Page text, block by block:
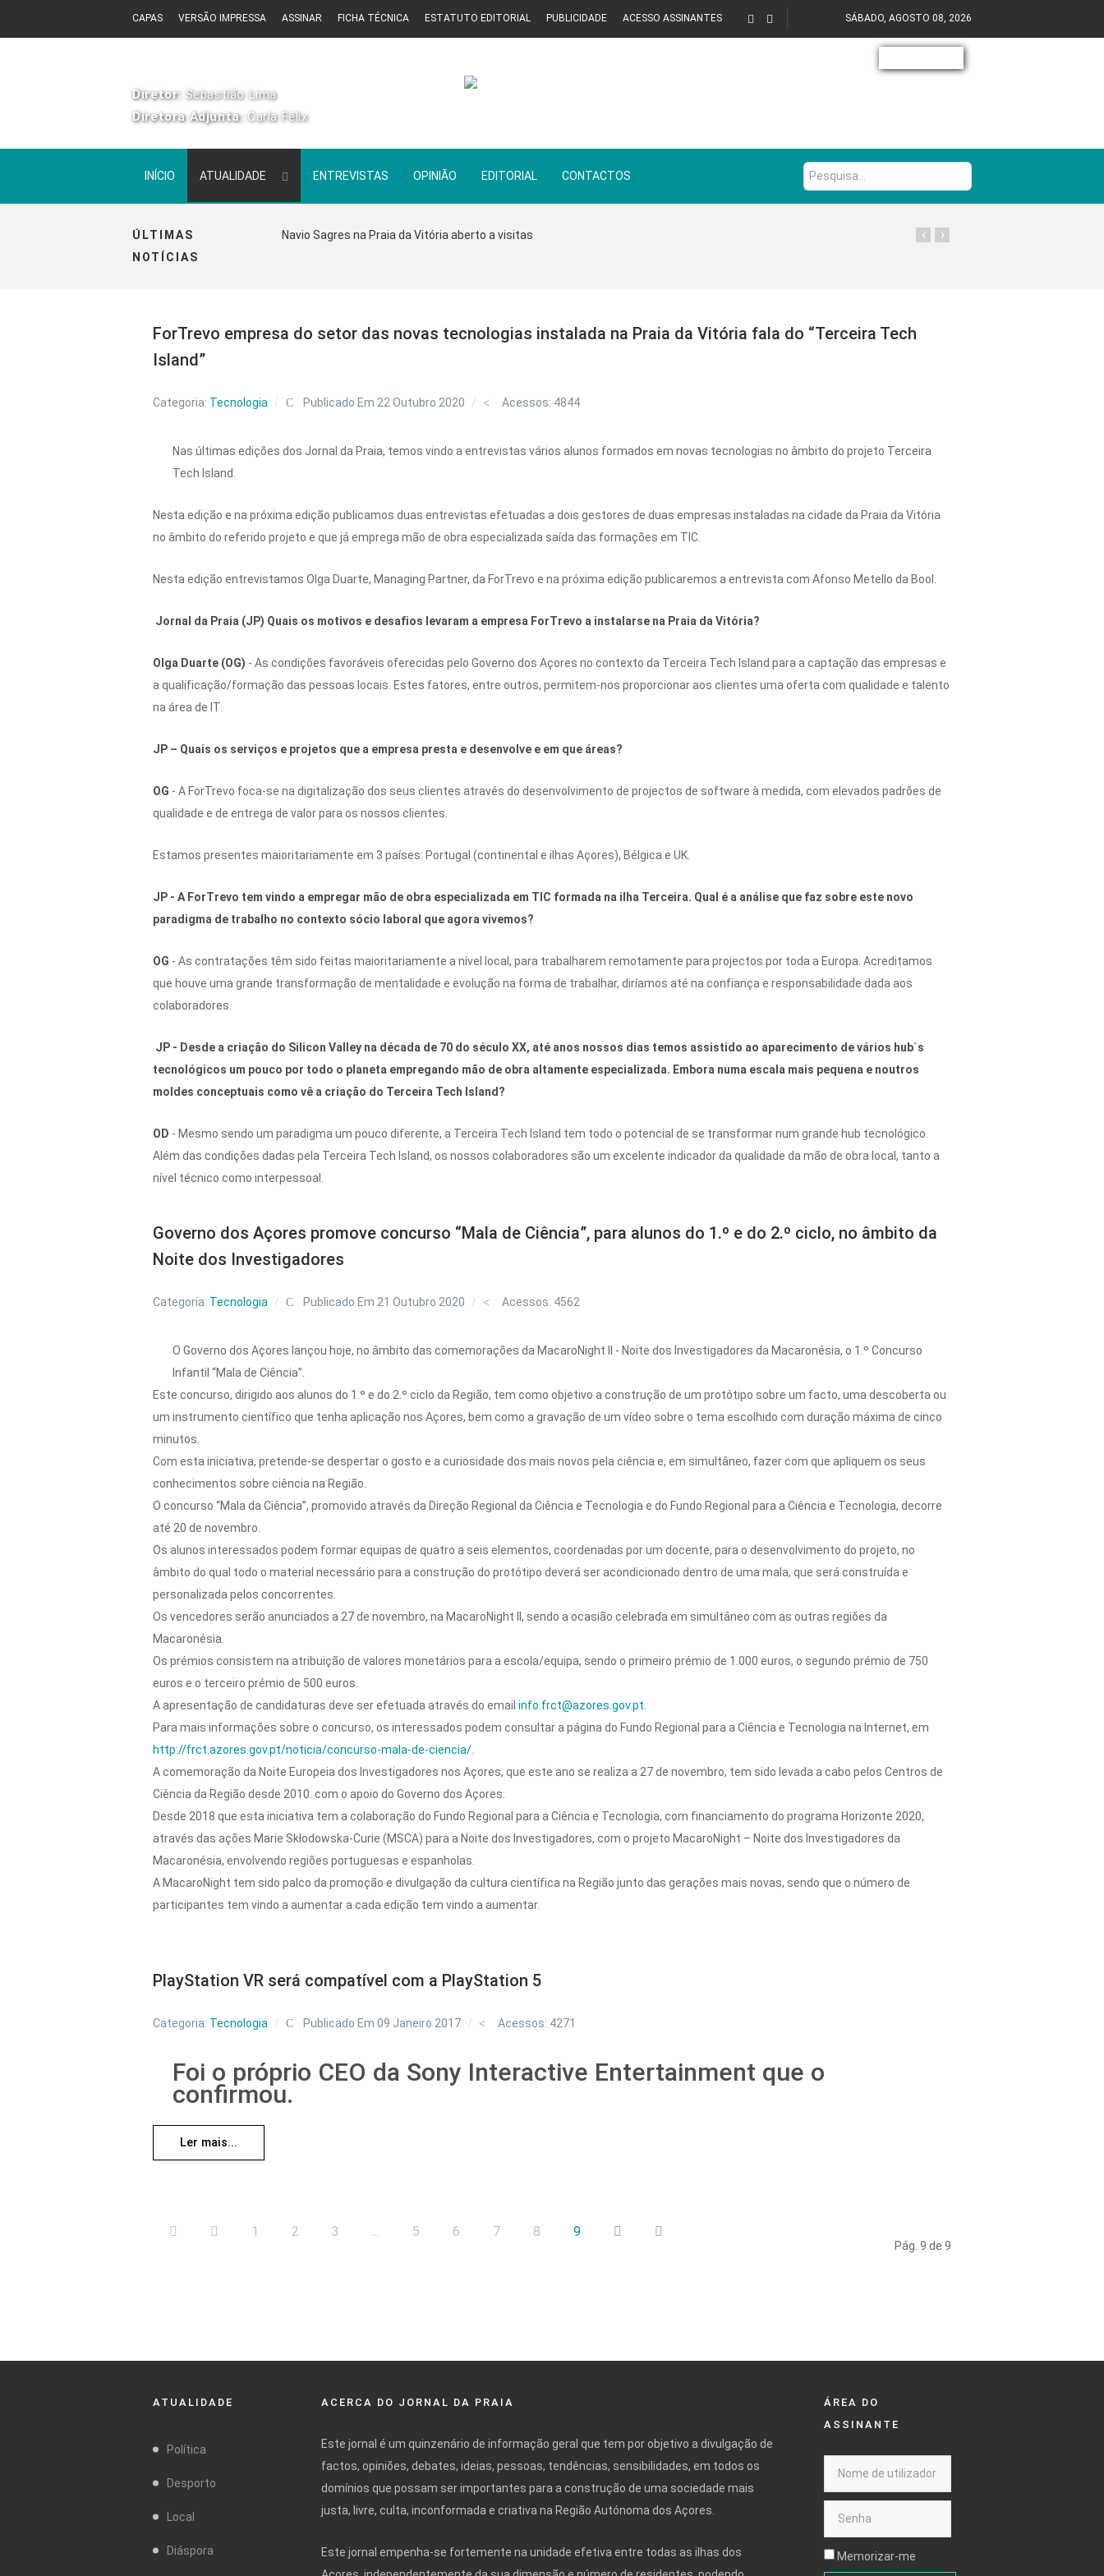
CAPAS VERSÃO IMPRESSA ASSINAR FICHA TÉCNICA ESTATUTO EDITORIAL PUBLICIDADE ACESSO ASSINANTES SÁBADO, AGOSTO 08, 2026
Diretor: Sebastião Lima
Diretora Adjunta:Carla Félix
INÍCIO ATUALIDADE ENTREVISTAS OPINIÃO EDITORIAL CONTACTOS Pesquisa...
ÚLTIMAS
NOTÍCIAS
Navio Sagres na Praia da Vitória aberto a visitas ›
‹
ForTrevo empresa do setor das novas tecnologias instalada na Praia da Vitória fala do “Terceira Tech
Island”
Categoria: Tecnologia Publicado Em 22 Outubro 2020 Acessos: 4844
Nas últimas edições dos Jornal da Praia, temos vindo a entrevistas vários alunos formados em novas tecnologias no âmbito do projeto Terceira
Tech Island.
Nesta edição e na próxima edição publicamos duas entrevistas efetuadas a dois gestores de duas empresas instaladas na cidade da Praia da Vitória
no âmbito do referido projeto e que já emprega mão de obra especializada saída das formações em TIC.
Nesta edição entrevistamos Olga Duarte, Managing Partner, da ForTrevo e na próxima edição publicaremos a entrevista com Afonso Metello da Bool.
Jornal da Praia (JP) Quais os motivos e desafios levaram a empresa ForTrevo a instalarse na Praia da Vitória?
Olga Duarte (OG) - As condições favoráveis oferecidas pelo Governo dos Açores no contexto da Terceira Tech Island para a captação das empresas e
a qualificação/formação das pessoas locais. Estes fatores, entre outros, permitem-nos proporcionar aos clientes uma oferta com qualidade e talento
na área de IT.
JP – Quais os serviços e projetos que a empresa presta e desenvolve e em que áreas?
OG - A ForTrevo foca-se na digitalização dos seus clientes através do desenvolvimento de projectos de software à medida, com elevados padrões de
qualidade e de entrega de valor para os nossos clientes.
Estamos presentes maioritariamente em 3 países: Portugal (continental e ilhas Açores), Bélgica e UK.
JP - A ForTrevo tem vindo a empregar mão de obra especializada em TIC formada na ilha Terceira. Qual é a análise que faz sobre este novo
paradigma de trabalho no contexto sócio laboral que agora vivemos?
OG - As contratações têm sido feitas maioritariamente a nível local, para trabalharem remotamente para projectos por toda a Europa. Acreditamos
que houve uma grande transformação de mentalidade e evolução na forma de trabalhar, diríamos até na confiança e responsabilidade dada aos
colaboradores.
JP - Desde a criação do Silicon Valley na década de 70 do século XX, até anos nossos dias temos assistido ao aparecimento de vários hub´s
tecnológicos um pouco por todo o planeta empregando mão de obra altamente especializada. Embora numa escala mais pequena e noutros
moldes conceptuais como vê a criação do Terceira Tech Island?
OD - Mesmo sendo um paradigma um pouco diferente, a Terceira Tech Island tem todo o potencial de se transformar num grande hub tecnológico.
Além das condições dadas pela Terceira Tech Island, os nossos colaboradores são um excelente indicador da qualidade da mão de obra local, tanto a
nível técnico como interpessoal.
Governo dos Açores promove concurso “Mala de Ciência”, para alunos do 1.º e do 2.º ciclo, no âmbito da
Noite dos Investigadores
Categoria: Tecnologia Publicado Em 21 Outubro 2020 Acessos: 4562
O Governo dos Açores lançou hoje, no âmbito das comemorações da MacaroNight II - Noite dos Investigadores da Macaronésia, o 1.º Concurso
Infantil “Mala de Ciência”.
Este concurso, dirigido aos alunos do 1.º e do 2.º ciclo da Região, tem como objetivo a construção de um protótipo sobre um facto, uma descoberta ou
um instrumento científico que tenha aplicação nos Açores, bem como a gravação de um vídeo sobre o tema escolhido com duração máxima de cinco
minutos.
Com esta iniciativa, pretende-se despertar o gosto e a curiosidade dos mais novos pela ciência e, em simultâneo, fazer com que apliquem os seus
conhecimentos sobre ciência na Região.
O concurso “Mala da Ciência”, promovido através da Direção Regional da Ciência e Tecnologia e do Fundo Regional para a Ciência e Tecnologia, decorre
até 20 de novembro.
Os alunos interessados podem formar equipas de quatro a seis elementos, coordenadas por um docente, para o desenvolvimento do projeto, no
âmbito do qual todo o material necessário para a construção do protótipo deverá ser acondicionado dentro de uma mala, que será construída e
personalizada pelos concorrentes.
Os vencedores serão anunciados a 27 de novembro, na MacaroNight II, sendo a ocasião celebrada em simultâneo com as outras regiões da
Macaronésia.
Os prémios consistem na atribuição de valores monetários para a escola/equipa, sendo o primeiro prémio de 1.000 euros, o segundo prémio de 750
euros e o terceiro prémio de 500 euros.
A apresentação de candidaturas deve ser efetuada através do emailinfo.frct@azores.gov.pt
Para mais informações sobre o concurso, os interessados podem consultar a página do Fundo Regional para a Ciência e Tecnologia na Internet, em
http://frct.azores.gov.pt/noticia/concurso-mala-de-ciencia/.
A comemoração da Noite Europeia dos Investigadores nos Açores, que este ano se realiza a 27 de novembro, tem sido levada a cabo pelos Centros de
Ciência da Região desde 2010. com o apoio do Governo dos Açores.
Desde 2018 que esta iniciativa tem a colaboração do Fundo Regional para a Ciência e Tecnologia, com financiamento do programa Horizonte 2020,
através das ações Marie Skłodowska-Curie (MSCA) para a Noite dos Investigadores, com o projeto MacaroNight – Noite dos Investigadores da
Macaronésia, envolvendo regiões portuguesas e espanholas.
A MacaroNight tem sido palco da promoção e divulgação da cultura científica na Região junto das gerações mais novas, sendo que o número de
participantes tem vindo a aumentar a cada edição tem vindo a aumentar.
PlayStation VR será compatível com a PlayStation 5
Categoria: Tecnologia Publicado Em 09 Janeiro 2017 Acessos: 4271
Foi o próprio CEO da Sony Interactive Entertainment que o
confirmou.
Ler mais...
Pág. 9 de 9
1 2 3 ... 5 6 7 8 9
ATUALIDADE
Política
Desporto
Local
Diáspora
ACERCA DO JORNAL DA PRAIA
Este jornal é um quinzenário de informação geral que tem por objetivo a divulgação de
factos, opiniões, debates, ideias, pessoas, tendências, sensibilidades, em todos os
domínios que possam ser importantes para a construção de uma sociedade mais
justa, livre, culta, inconformada e criativa na Região Autónoma dos Açores.
Este jornal empenha-se fortemente na unidade efetiva entre todas as ilhas dos
ÁREA DO
ASSINANTE
Memorizar-me